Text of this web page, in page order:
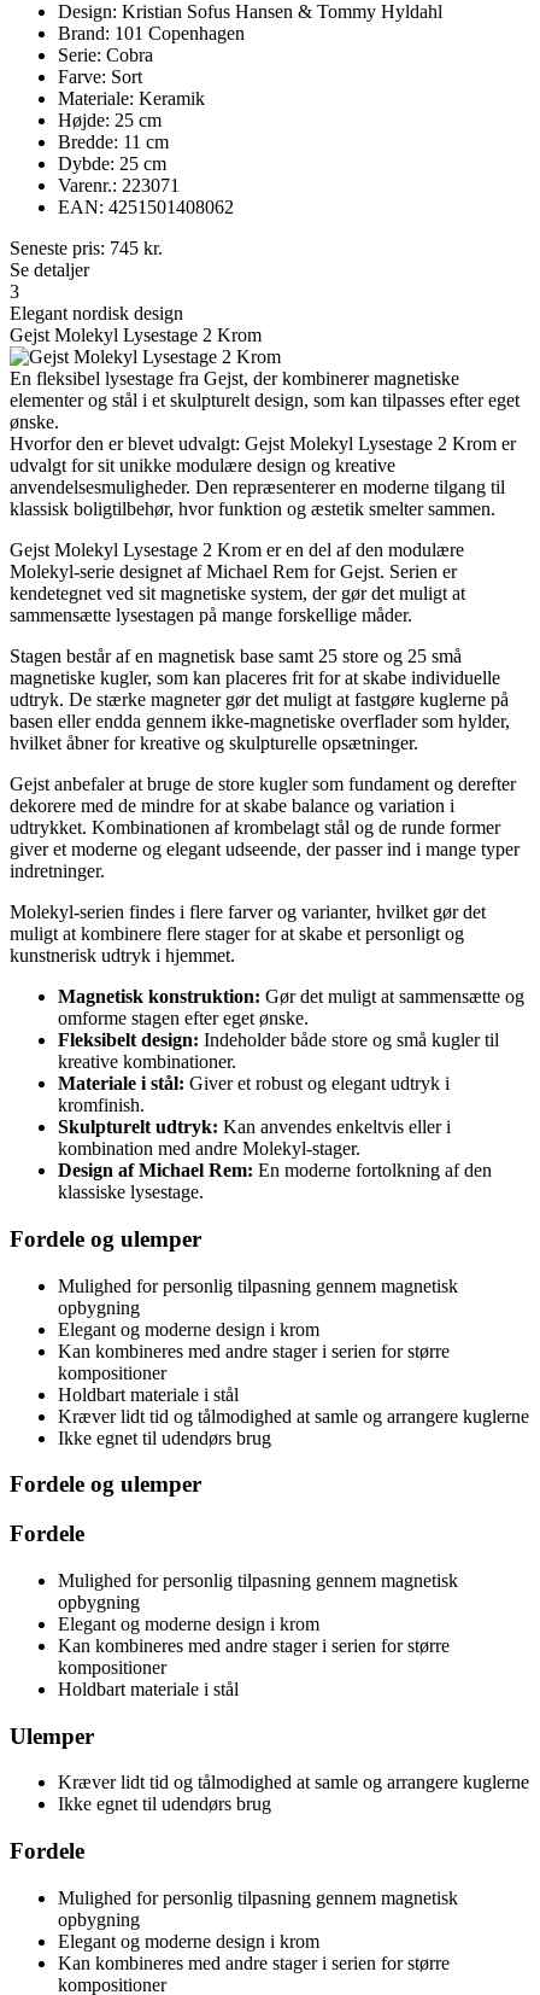
Design: Kristian Sofus Hansen & Tommy Hyldahl
Brand: 101 Copenhagen
Serie: Cobra
Farve: Sort
Materiale: Keramik
Højde: 25 cm
Bredde: 11 cm
Dybde: 25 cm
Varenr.: 223071
EAN: 4251501408062
Seneste pris: 745 kr.
Se detaljer
3
Elegant nordisk design
Gejst Molekyl Lysestage 2 Krom
En fleksibel lysestage fra Gejst, der kombinerer magnetiske
elementer og stål i et skulpturelt design, som kan tilpasses efter eget
ønske.
Hvorfor den er blevet udvalgt: Gejst Molekyl Lysestage 2 Krom er
udvalgt for sit unikke modulære design og kreative
anvendelsesmuligheder. Den repræsenterer en moderne tilgang til
klassisk boligtilbehør, hvor funktion og æstetik smelter sammen.
Gejst Molekyl Lysestage 2 Krom er en del af den modulære
Molekyl-serie designet af Michael Rem for Gejst. Serien er
kendetegnet ved sit magnetiske system, der gør det muligt at
sammensætte lysestagen på mange forskellige måder.
Stagen består af en magnetisk base samt 25 store og 25 små
magnetiske kugler, som kan placeres frit for at skabe individuelle
udtryk. De stærke magneter gør det muligt at fastgøre kuglerne på
basen eller endda gennem ikke-magnetiske overflader som hylder,
hvilket åbner for kreative og skulpturelle opsætninger.
Gejst anbefaler at bruge de store kugler som fundament og derefter
dekorere med de mindre for at skabe balance og variation i
udtrykket. Kombinationen af krombelagt stål og de runde former
giver et moderne og elegant udseende, der passer ind i mange typer
indretninger.
Molekyl-serien findes i flere farver og varianter, hvilket gør det
muligt at kombinere flere stager for at skabe et personligt og
kunstnerisk udtryk i hjemmet.
Magnetisk konstruktion: Gør det muligt at sammensætte og
omforme stagen efter eget ønske.
Fleksibelt design: Indeholder både store og små kugler til
kreative kombinationer.
Materiale i stål: Giver et robust og elegant udtryk i
kromfinish.
Skulpturelt udtryk: Kan anvendes enkeltvis eller i
kombination med andre Molekyl-stager.
Design af Michael Rem: En moderne fortolkning af den
klassiske lysestage.
Fordele og ulemper
Mulighed for personlig tilpasning gennem magnetisk
opbygning
Elegant og moderne design i krom
Kan kombineres med andre stager i serien for større
kompositioner
Holdbart materiale i stål
Kræver lidt tid og tålmodighed at samle og arrangere kuglerne
Ikke egnet til udendørs brug
Fordele og ulemper
Fordele
Mulighed for personlig tilpasning gennem magnetisk
opbygning
Elegant og moderne design i krom
Kan kombineres med andre stager i serien for større
kompositioner
Holdbart materiale i stål
Ulemper
Kræver lidt tid og tålmodighed at samle og arrangere kuglerne
Ikke egnet til udendørs brug
Fordele
Mulighed for personlig tilpasning gennem magnetisk
opbygning
Elegant og moderne design i krom
Kan kombineres med andre stager i serien for større
kompositioner